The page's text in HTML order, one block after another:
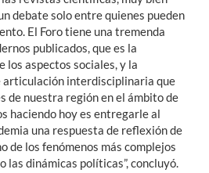
debate solo entre quienes pueden
El Foro tiene una tremenda
publicados, que es la
los aspectos sociales, y la
articulación interdisciplinaria que
de nuestra región en el ámbito de
haciendo hoy es entregarle al
una respuesta de reflexión de
de los fenómenos más complejos
las dinámicas políticas”, concluyó.